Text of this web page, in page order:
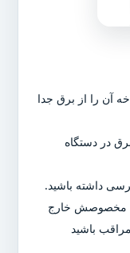
آن را از برق جدا
در دستگاه
داشته باشید.
مخصوصش خارج
باشید